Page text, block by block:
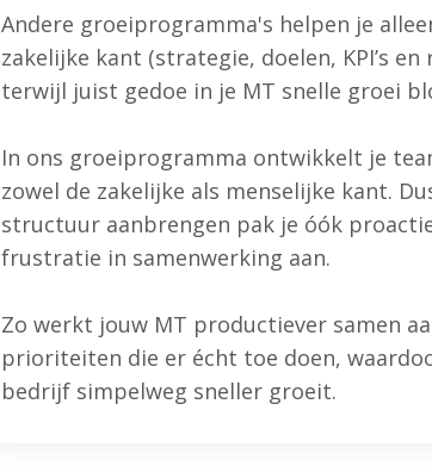
Andere groeiprogramma's helpen je
zakelijke kant (strategie, doelen, KPI’s en
terwijl juist gedoe in je MT snelle groei
In ons groeiprogramma ontwikkelt je
zowel de zakelijke als menselijke kant.
structuur aanbrengen pak je óók
frustratie in samenwerking aan.
Zo werkt jouw MT productiever samen
prioriteiten die er écht toe doen,
bedrijf simpelweg sneller groeit.